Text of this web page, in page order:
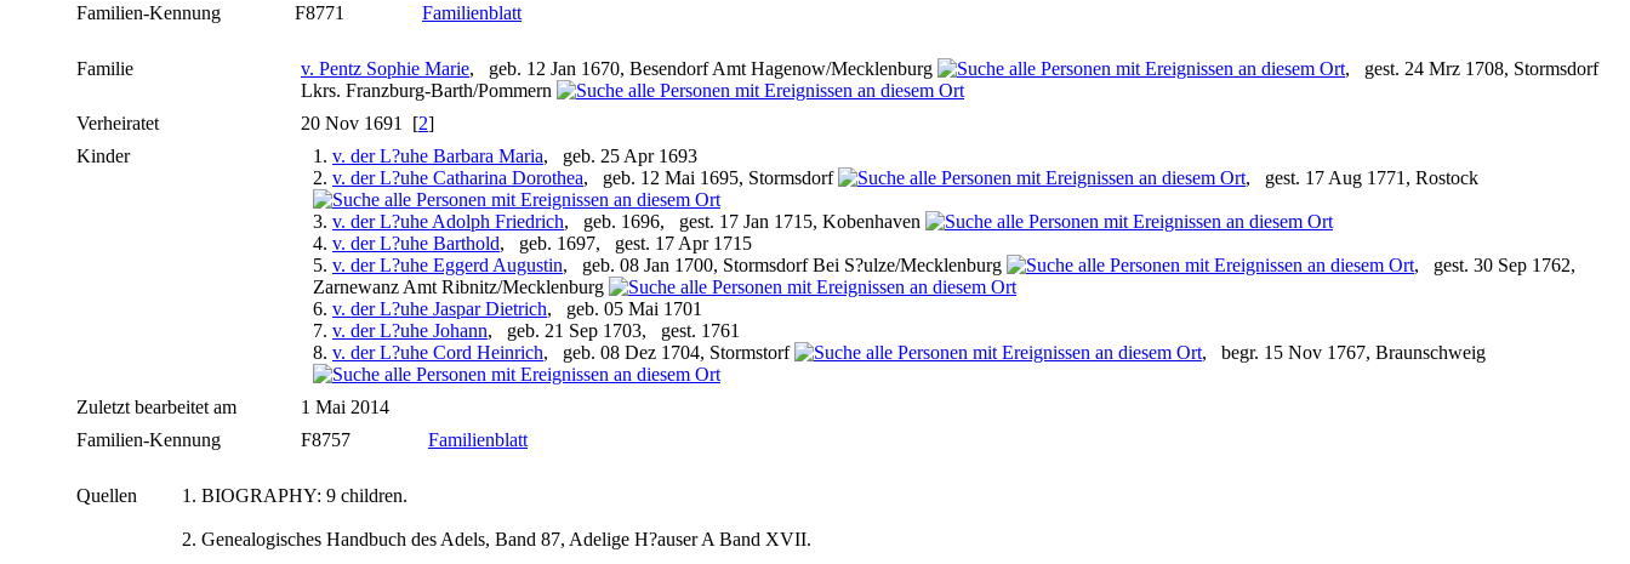
Familien-Kennung
F8771 Familienblatt
Familie v. Pentz Sophie Marie, geb. 12 Jan 1670, Besendorf Amt Hagenow/Mecklenburg
, gest. 24 Mrz 1708, Stormsdorf
Lkrs. Franzburg-Barth/Pommern
Verheiratet
20 Nov 1691 [2]
Kinder
1. v. der L?uhe Barbara Maria, geb. 25 Apr 1693
2. v. der L?uhe Catharina Dorothea, geb. 12 Mai 1695, Stormsdorf , gest. 17 Aug 1771, Rostock
3. v. der L?uhe Adolph Friedrich, geb. 1696, gest. 17 Jan 1715, Kobenhaven
4. v. der L?uhe Barthold, geb. 1697, gest. 17 Apr 1715
5. v. der L?uhe Eggerd Augustin, geb. 08 Jan 1700, Stormsdorf Bei S?ulze/Mecklenburg
, gest. 30 Sep 1762,
Zarnewanz Amt Ribnitz/Mecklenburg
6. v. der L?uhe Jaspar Dietrich, geb. 05 Mai 1701
7. v. der L?uhe Johann, geb. 21 Sep 1703, gest. 1761
8. v. der L?uhe Cord Heinrich, geb. 08 Dez 1704, Stormstorf , begr. 15 Nov 1767, Braunschweig
Zuletzt bearbeitet am
1 Mai 2014
Familien-Kennung
F8757 Familienblatt
Quellen BIOGRAPHY: 9 children.
Genealogisches Handbuch des Adels, Band 87, Adelige H?auser A Band XVII.